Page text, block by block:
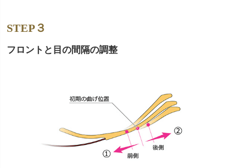
STEP３
フロントと目の間隔の調整